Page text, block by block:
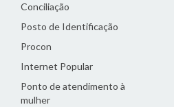
Conciliação
Posto de Identificação
Procon
Internet Popular
Ponto de atendimento à
mulher